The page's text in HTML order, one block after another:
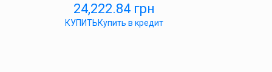
24,222.84 грн
КУПИТЬКупить в кредит